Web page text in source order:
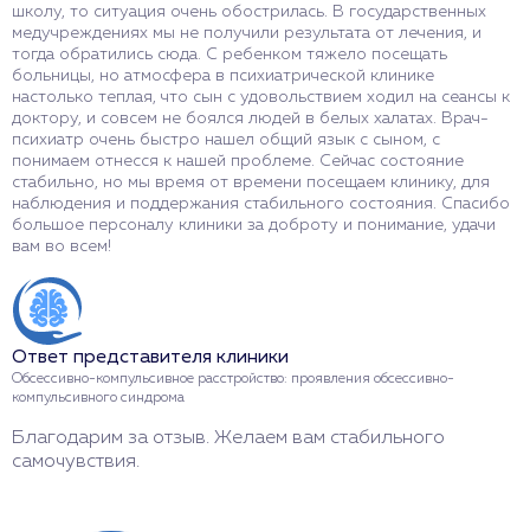
школу, то ситуация очень обострилась. В государственных
медучреждениях мы не получили результата от лечения, и
тогда обратились сюда. С ребенком тяжело посещать
больницы, но атмосфера в психиатрической клинике
настолько теплая, что сын с удовольствием ходил на сеансы к
доктору, и совсем не боялся людей в белых халатах. Врач-
психиатр очень быстро нашел общий язык с сыном, с
понимаем отнесся к нашей проблеме. Сейчас состояние
стабильно, но мы время от времени посещаем клинику, для
наблюдения и поддержания стабильного состояния. Спасибо
большое персоналу клиники за доброту и понимание, удачи
вам во всем!
Ответ представителя клиники
Обсессивно-компульсивное расстройство: проявления обсессивно-
компульсивного синдрома
Благодарим за отзыв. Желаем вам стабильного
самочувствия.